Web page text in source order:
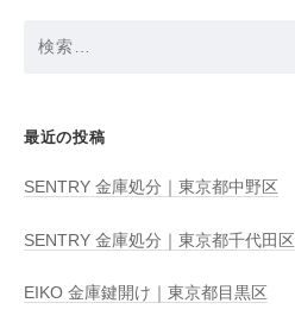
最近の投稿
SENTRY 金庫処分｜東京都中野区
SENTRY 金庫処分｜東京都千代田区
EIKO 金庫鍵開け｜東京都目黒区